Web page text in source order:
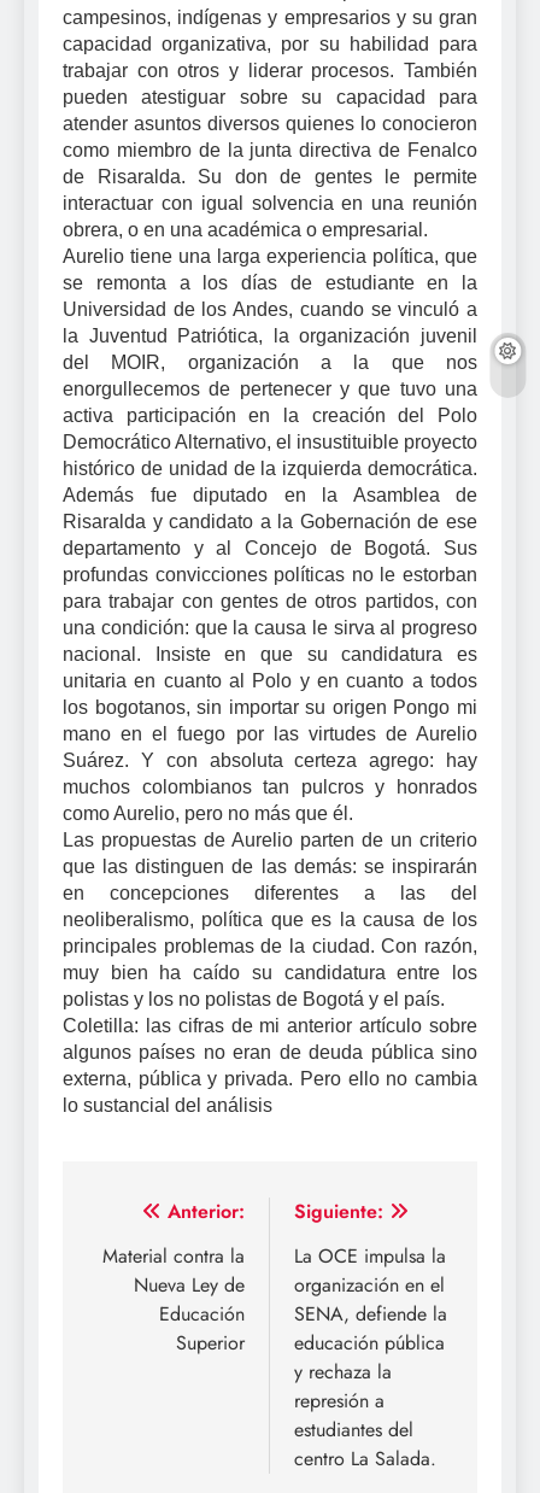
campesinos, indígenas y empresarios y su gran
capacidad organizativa, por su habilidad para
trabajar con otros y liderar procesos. También
pueden atestiguar sobre su capacidad para
atender asuntos diversos quienes lo conocieron
como miembro de la junta directiva de Fenalco
de Risaralda. Su don de gentes le permite
interactuar con igual solvencia en una reunión
obrera, o en una académica o empresarial.
Aurelio tiene una larga experiencia política, que
se remonta a los días de estudiante en la
Universidad de los Andes, cuando se vinculó a
la Juventud Patriótica, la organización juvenil
del MOIR, organización a la que nos
enorgullecemos de pertenecer y que tuvo una
activa participación en la creación del Polo
Democrático Alternativo, el insustituible proyecto
histórico de unidad de la izquierda democrática.
Además fue diputado en la Asamblea de
Risaralda y candidato a la Gobernación de ese
departamento y al Concejo de Bogotá. Sus
profundas convicciones políticas no le estorban
para trabajar con gentes de otros partidos, con
una condición: que la causa le sirva al progreso
nacional. Insiste en que su candidatura es
unitaria en cuanto al Polo y en cuanto a todos
los bogotanos, sin importar su origen Pongo mi
mano en el fuego por las virtudes de Aurelio
Suárez. Y con absoluta certeza agrego: hay
muchos colombianos tan pulcros y honrados
como Aurelio, pero no más que él.
Las propuestas de Aurelio parten de un criterio
que las distinguen de las demás: se inspirarán
en concepciones diferentes a las del
neoliberalismo, política que es la causa de los
principales problemas de la ciudad. Con razón,
muy bien ha caído su candidatura entre los
polistas y los no polistas de Bogotá y el país.
Coletilla: las cifras de mi anterior artículo sobre
algunos países no eran de deuda pública sino
externa, pública y privada. Pero ello no cambia
lo sustancial del análisis
Navegación
de
entradas
Anterior:
Material contra la
Nueva Ley de
Educación
Superior
Siguiente:
La OCE impulsa la
organización en el
SENA, defiende la
educación pública
y rechaza la
represión a
estudiantes del
centro La Salada.